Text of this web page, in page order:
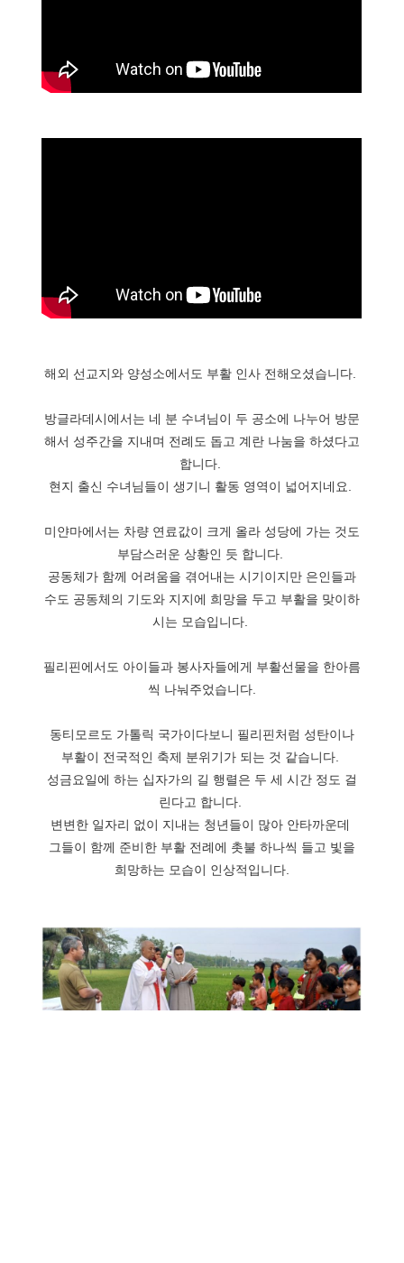
해외 선교지와 양성소에서도 부활 인사 전해오셨습니다.
방글라데시에서는 네 분 수녀님이 두 공소에 나누어 방문
해서 성주간을 지내며 전례도 돕고 계란 나눔을 하셨다고
합니다.
현지 출신 수녀님들이 생기니 활동 영역이 넓어지네요.
미얀마에서는 차량 연료값이 크게 올라 성당에 가는 것도
부담스러운 상황인 듯 합니다.
공동체가 함께 어려움을 겪어내는 시기이지만 은인들과
수도 공동체의 기도와 지지에 희망을 두고 부활을 맞이하
시는 모습입니다.
필리핀에서도 아이들과 봉사자들에게 부활선물을 한아름
씩 나눠주었습니다.
동티모르도 가톨릭 국가이다보니 필리핀처럼 성탄이나
부활이 전국적인 축제 분위기가 되는 것 같습니다.
성금요일에 하는 십자가의 길 행렬은 두 세 시간 정도 걸
린다고 합니다.
변변한 일자리 없이 지내는 청년들이 많아 안타까운데
그들이 함께 준비한 부활 전례에 촛불 하나씩 들고 빛을
희망하는 모습이 인상적입니다.